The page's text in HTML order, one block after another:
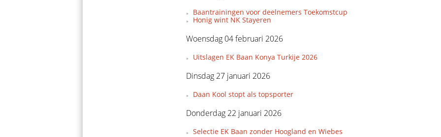
Baantrainingen voor deelnemers Toekomstcup
Honig wint NK Stayeren
Woensdag 04 februari 2026
Uitslagen EK Baan Konya Turkije 2026
Dinsdag 27 januari 2026
Daan Kool stopt als topsporter
Donderdag 22 januari 2026
Selectie EK Baan zonder Hoogland en Wiebes